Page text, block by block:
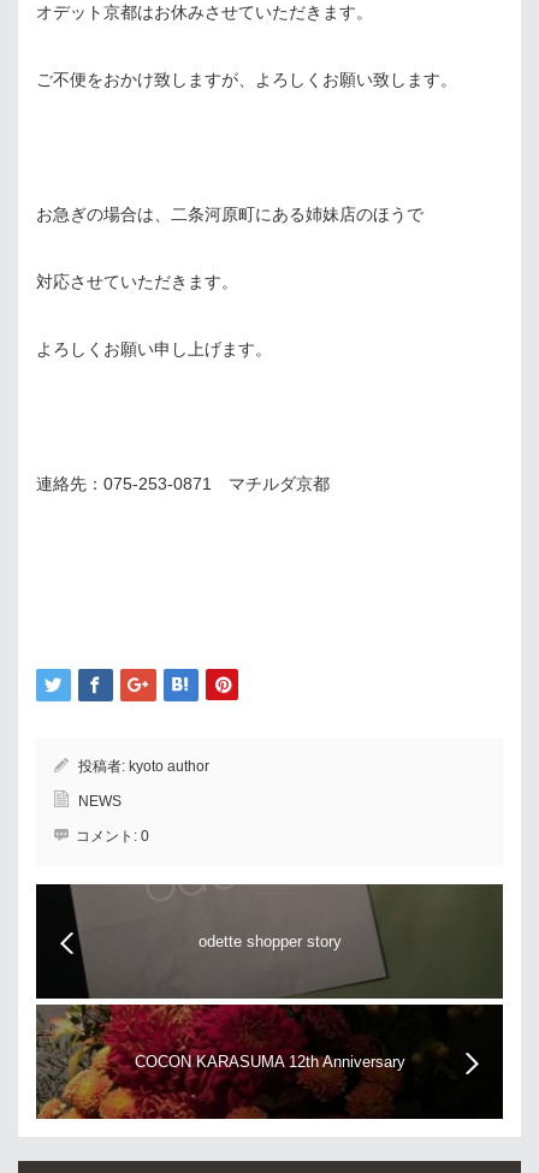
オデット京都はお休みさせていただきます。
ご不便をおかけ致しますが、よろしくお願い致します。
お急ぎの場合は、二条河原町にある姉妹店のほうで
対応させていただきます。
よろしくお願い申し上げます。
連絡先：075-253-0871 マチルダ京都
投稿者: kyoto author
NEWS
コメント: 0
odette shopper story
COCON KARASUMA 12th Anniversary